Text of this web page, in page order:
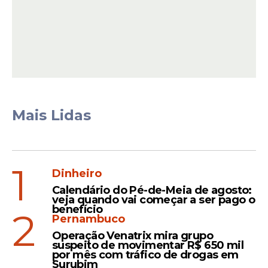
possui especificidades próprias dentro do
Leia Também
Aviação
LATAM anuncia aumento
de 9% nos voos domésticos
Mais Lidas
1
Dinheiro
Calendário do Pé-de-Meia de agosto:
veja quando vai começar a ser pago o
benefício
2
Pernambuco
Operação Venatrix mira grupo
suspeito de movimentar R$ 650 mil
por mês com tráfico de drogas em
Surubim